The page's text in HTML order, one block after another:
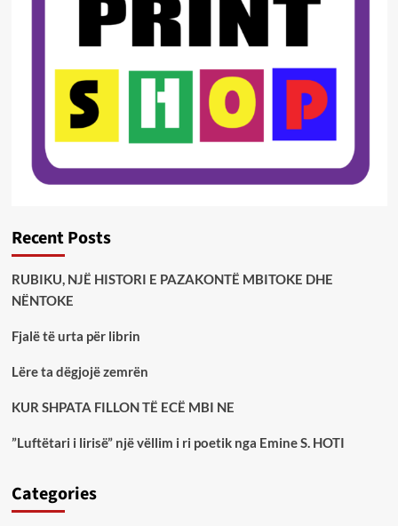
Recent Posts
RUBIKU, NJË HISTORI E PAZAKONTË MBITOKE DHE
NËNTOKE
Fjalë të urta për librin
Lëre ta dëgjojë zemrën
KUR SHPATA FILLON TË ECË MBI NE
”Luftëtari i lirisë” një vëllim i ri poetik nga Emine S. HOTI
Categories